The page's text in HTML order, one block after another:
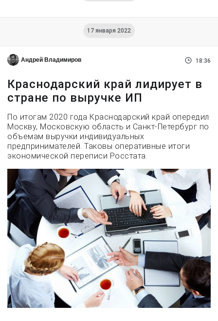
17 января 2022
Андрей Владимиров 18:36
Краснодарский край лидирует в
стране по выручке ИП
По итогам 2020 года Краснодарский край опередил
Москву, Московскую область и Санкт-Петербург по
объемам выручки индивидуальных
предпринимателей. Таковы оперативные итоги
экономической переписи Росстата.